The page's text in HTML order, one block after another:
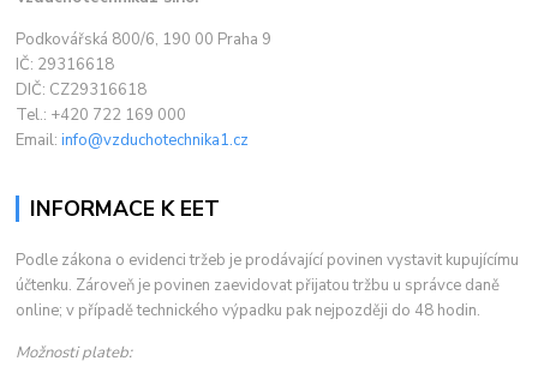
Podkovářská 800/6, 190 00 Praha 9
IČ: 29316618
DIČ: CZ29316618
Tel.: +420 722 169 000
Email:info@vzduchotechnika1.cz
INFORMACE K EET
Podle zákona o evidenci tržeb je prodávající povinen vystavit kupujícímu
účtenku. Zároveň je povinen zaevidovat přijatou tržbu u správce daně
online; v případě technického výpadku pak nejpozději do 48 hodin.
Možnosti plateb: